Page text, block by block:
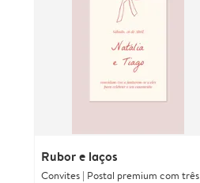
Rubor e laços
Convites | Postal premium com três